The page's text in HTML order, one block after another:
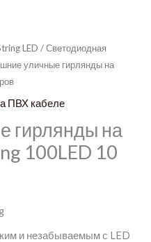
LED /Светодиодная
уличные гирлянды на
ПВХ кабеле
гирлянды на
100LED 10
и незабываемым с LED